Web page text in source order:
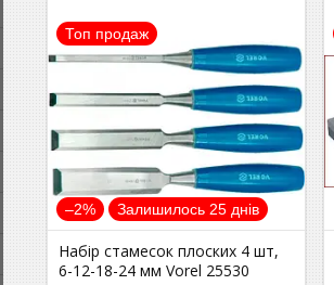
Топ продаж
–2% Залишилось 25 днів
Набір стамесок плоских 4 шт,
6-12-18-24 мм Vorel 25530